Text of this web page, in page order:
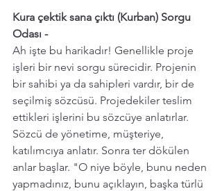
Kura çektik sana çıktı (Kurban) Sorgu
Odası -
Ah işte bu harikadır! Genellikle proje
işleri bir nevi sorgu sürecidir. Projenin
bir sahibi ya da sahipleri vardır, bir de
seçilmiş sözcüsü. Projedekiler teslim
ettikleri işlerini bu sözcüye anlatırlar.
Sözcü de yönetime, müşteriye,
katılımcıya anlatır. Sonra ter dökülen
anlar başlar. "O niye böyle, bunu neden
yapmadınız, bunu açıklayın, başka türlü